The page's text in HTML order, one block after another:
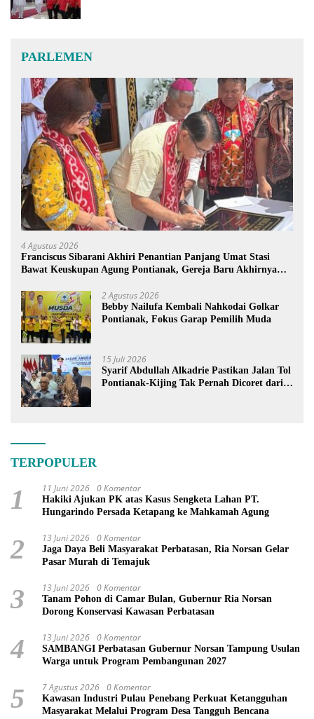
PARLEMEN
4 Agustus 2026
Franciscus Sibarani Akhiri Penantian Panjang Umat Stasi
Bawat Keuskupan Agung Pontianak, Gereja Baru Akhirnya
2 Agustus 2026
Bebby Nailufa Kembali Nahkodai Golkar
Pontianak, Fokus Garap Pemilih Muda
15 Juli 2026
Syarif Abdullah Alkadrie Pastikan Jalan Tol
Pontianak-Kijing Tak Pernah Dicoret dari
TERPOPULER
1 11 Juni 2026 0 Komentar
Hakiki Ajukan PK atas Kasus Sengketa Lahan PT.
Hungarindo Persada Ketapang ke Mahkamah Agung
2 13 Juni 2026 0 Komentar
Jaga Daya Beli Masyarakat Perbatasan, Ria Norsan Gelar
Pasar Murah di Temajuk
3 13 Juni 2026 0 Komentar
Tanam Pohon di Camar Bulan, Gubernur Ria Norsan
Dorong Konservasi Kawasan Perbatasan
4 13 Juni 2026 0 Komentar
SAMBANGI Perbatasan Gubernur Norsan Tampung Usulan
Warga untuk Program Pembangunan 2027
5 7 Agustus 2026 0 Komentar
Kawasan Industri Pulau Penebang Perkuat Ketangguhan
Masyarakat Melalui Program Desa Tangguh Bencana